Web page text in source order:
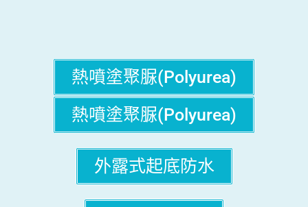
熱噴塗聚脲(Polyurea)
熱噴塗聚脲(Polyurea)
外露式起底防水